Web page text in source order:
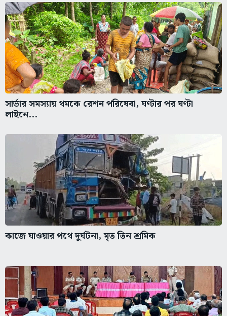
সার্ভার সমস্যায় থমকে রেশন পরিষেবা, ঘণ্টার পর ঘণ্টা
লাইনে...
কাজে যাওয়ার পথে দুর্ঘটনা, মৃত তিন শ্রমিক